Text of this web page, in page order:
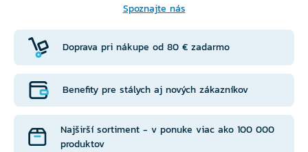
Spoznajte nás
Doprava pri nákupe od 80 € zadarmo
Benefity pre stálych aj nových zákazníkov
Najširší sortiment - v ponuke viac ako 100 000
produktov